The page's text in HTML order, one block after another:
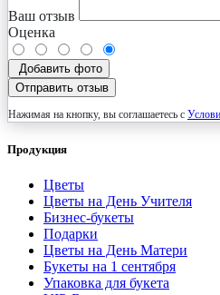
Ваш отзыв
Оценка
Добавить фото
Отправить отзыв
Нажимая на кнопку, вы соглашаетесь с
Продукция
Цветы
Цветы на День Учителя
Бизнес-букеты
Подарки
Цветы на День Матери
Букеты на 1 сентября
Упаковка для букета